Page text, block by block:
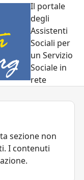
Il portale
degli
Assistenti
Sociali per
un Servizio
Sociale in
rete
sezione non
I contenuti